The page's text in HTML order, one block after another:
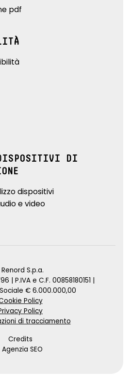
pdf
DI
dispositivi
e video
Renord S.p.a.
| P.IVA e C.F. 00858180151 |
€ 6.000.000,00
Policy
Policy
di tracciamento
Credits
Agenzia SEO